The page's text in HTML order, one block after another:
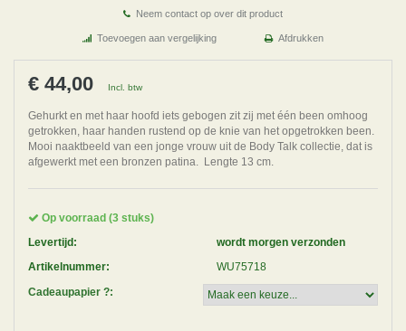
Neem contact op over dit product
Toevoegen aan vergelijking Afdrukken
€ 44,00 Incl. btw
Gehurkt en met haar hoofd iets gebogen zit zij met één been omhoog
getrokken, haar handen rustend op de knie van het opgetrokken been.
Mooi naaktbeeld van een jonge vrouw uit de Body Talk collectie, dat is
afgewerkt met een bronzen patina. Lengte 13 cm.
Op voorraad (3 stuks)
Levertijd:
wordt morgen verzonden
Artikelnummer:
WU75718
Cadeaupapier ?: